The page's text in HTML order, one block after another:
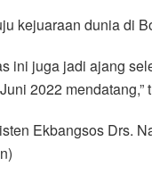
kejuaraan dunia di
ini juga jadi ajang
2022 mendatang,”
Ekbangsos Drs.